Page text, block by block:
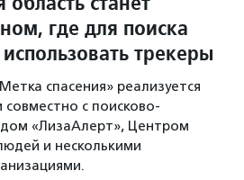
где для поиска
трекеры
спасения» реализуется
с поисково-
«ЛизаАлерт», Центром
и несколькими